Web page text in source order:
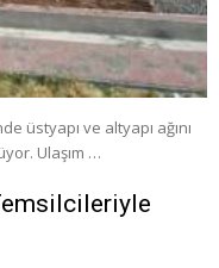
üstyapı ve altyapı ağını
Ulaşım …